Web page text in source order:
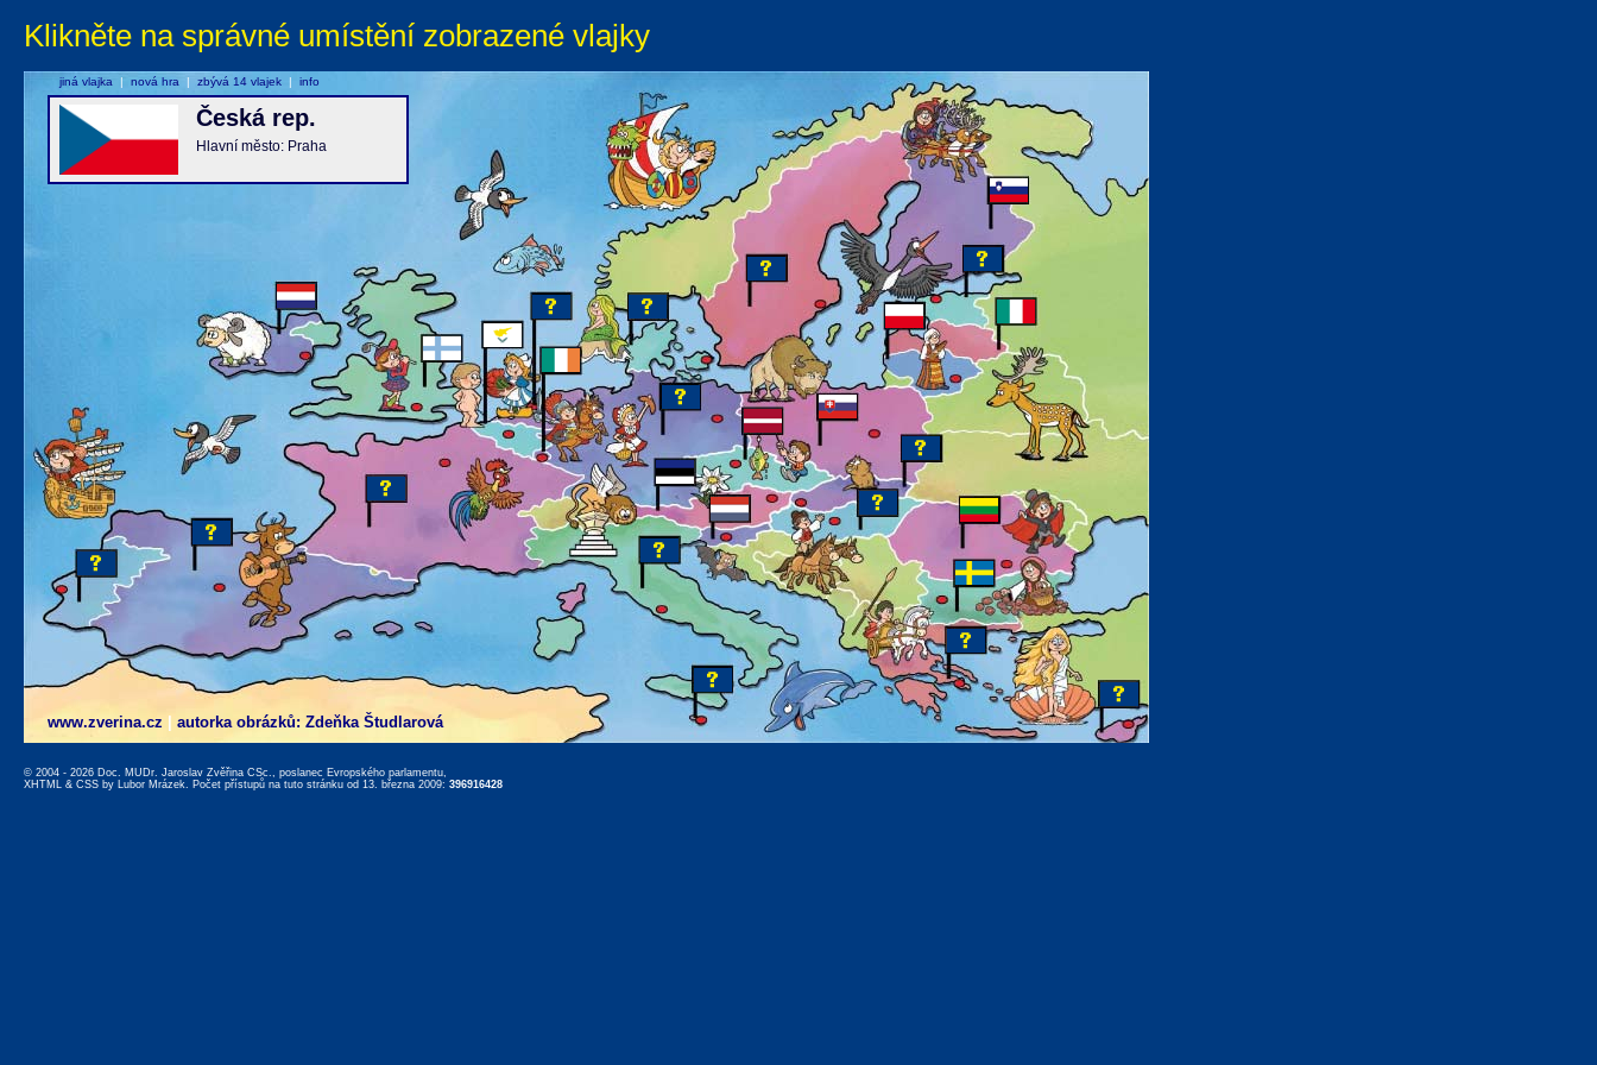
Klikněte na správné umístění zobrazené vlajky
www.zverina.cz autorka obrázků: Zdeňka Študlarová
Česká rep.
Hlavní město: Praha
jiná vlajka | nová hra | zbývá 14 vlajek | info
© 2004 - 2026 Doc. MUDr. Jaroslav Zvěřina CSc., poslanec Evropského parlamentu,
XHTML & CSS by Lubor Mrázek. Počet přístupů na tuto stránku od 13. března 2009: 396916428